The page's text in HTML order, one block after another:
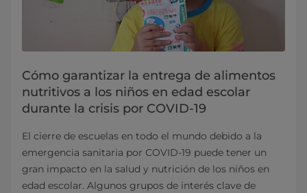
Cómo garantizar la entrega de alimentos
nutritivos a los niños en edad escolar
durante la crisis por COVID-19
El cierre de escuelas en todo el mundo debido a la
emergencia sanitaria por COVID-19 puede tener un
gran impacto en la salud y nutrición de los niños en
edad escolar. Algunos grupos de interés clave de